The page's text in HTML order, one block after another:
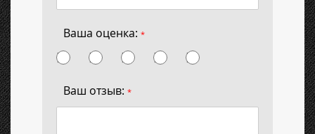
Ваша оценка: *
Ваш отзыв: *